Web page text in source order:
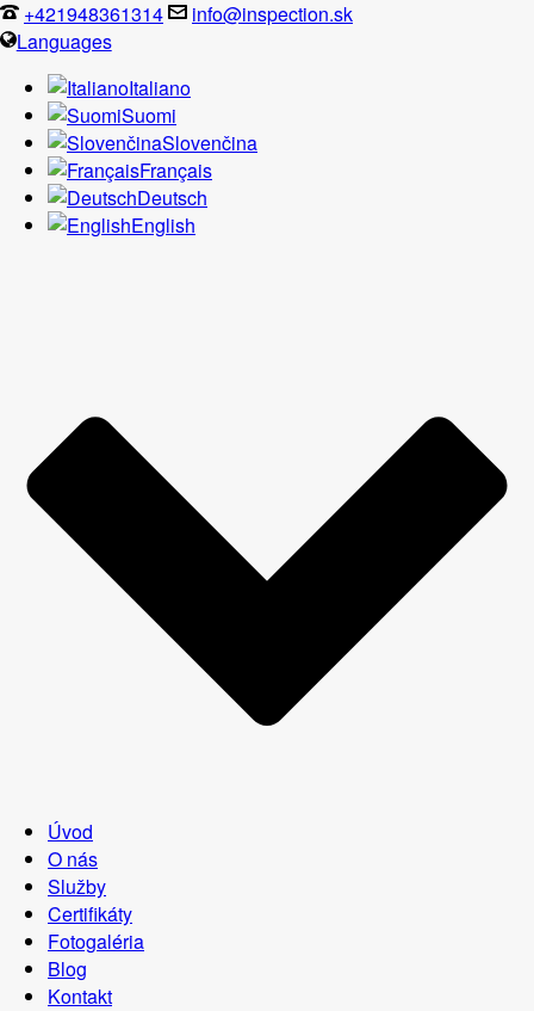
+421948361314
info@inspection.sk
Languages
Italiano
Suomi
Slovenčina
Français
Deutsch
English
Úvod
O nás
Služby
Certifikáty
Fotogaléria
Blog
Kontakt